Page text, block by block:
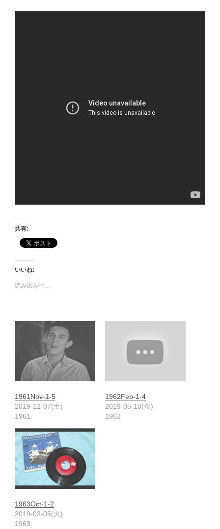
共有:
いいね:
読み込み中…
1961Nov-1-5
2019-12-07(土)
1961
1962Feb-1-4
2019-05-10(金)
1962
1963Oct-1-2
2019-03-05(火)
1963